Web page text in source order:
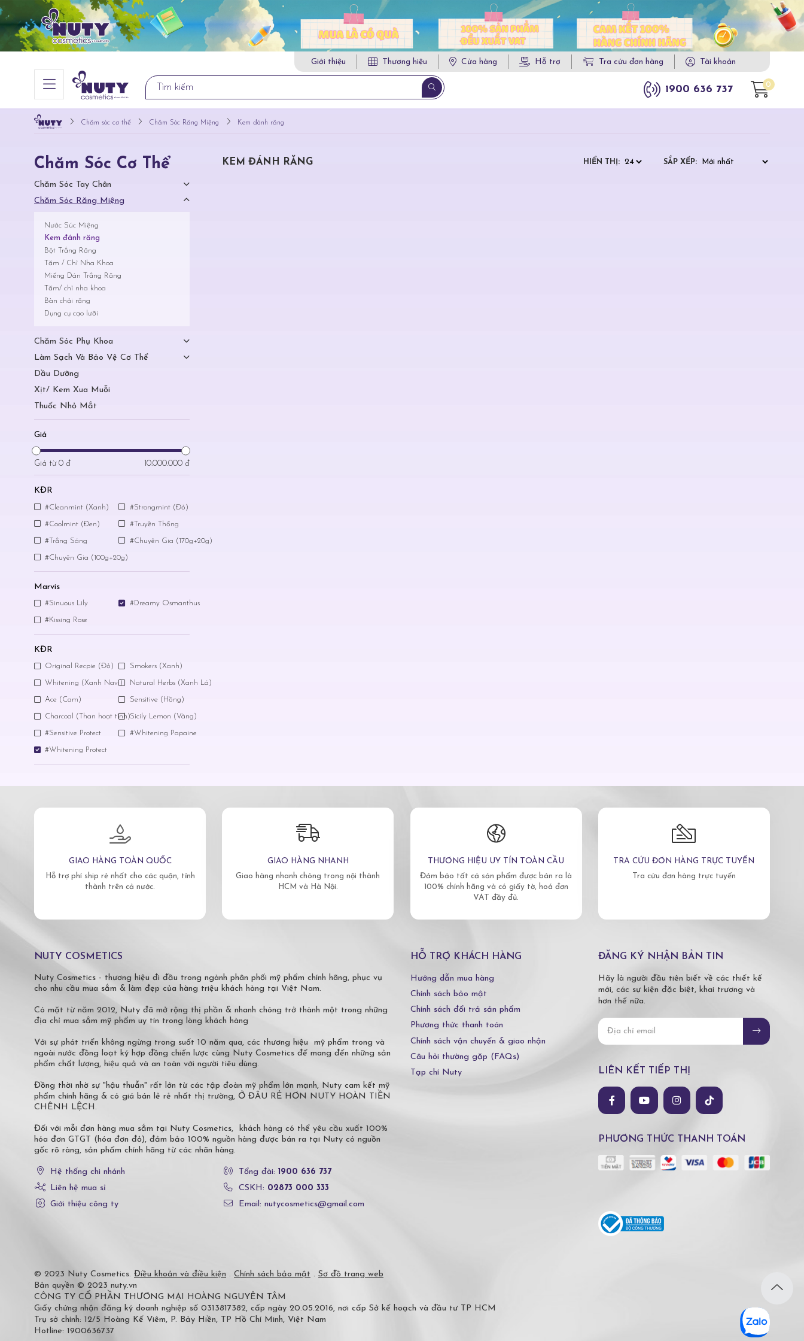
Giới thiệu Thương hiệu Cửa hàng Hỗ trợ Tra cứu đơn hàng Tài khoản
1900 636 737 0
Chăm sóc cơ thể Chăm Sóc Răng Miệng Kem đánh răng
Chăm Sóc Cơ Thể
Chăm Sóc Tay Chân
Chăm Sóc Răng Miệng
Nước Súc Miệng
Kem đánh răng
Bột Trắng Răng
Tăm / Chỉ Nha Khoa
Miếng Dán Trắng Răng
Tăm/ chỉ nha khoa
Bàn chải răng
Dụng cụ cạo lưỡi
Chăm Sóc Phụ Khoa
Làm Sạch Và Bảo Vệ Cơ Thể
Dầu Dưỡng
Xịt/ Kem Xua Muỗi
Thuốc Nhỏ Mắt
Giá
Giá từ 0 đ 10.000.000 đ
KĐR
#Cleanmint (Xanh) #Strongmint (Đỏ)
#Coolmint (Đen) #Truyền Thống
#Trắng Sáng #Chuyên Gia (170g+20g)
#Chuyên Gia (100g+20g)
Marvis
#Sinuous Lily #Dreamy Osmanthus
#Kissing Rose
KĐR
Original Recpie (Đỏ) Smokers (Xanh)
Whitening (Xanh Navi) Natural Herbs (Xanh Lá)
Ace (Cam) Sensitive (Hồng)
Charcoal (Than hoạt tính)Sicily Lemon (Vàng)
#Sensitive Protect #Whitening Papaine
#Whitening Protect
KEM ĐÁNH RĂNG HIỂN THỊ: SẮP XẾP:
GIAO HÀNG TOÀN QUỐC
Hỗ trợ phí ship rẻ nhất cho các quận, tỉnh
thành trên cả nước.
GIAO HÀNG NHANH
Giao hàng nhanh chóng trong nội thành
HCM và Hà Nội.
THƯƠNG HIỆU UY TÍN TOÀN CẦU
Đảm bảo tất cả sản phẩm được bán ra là
100% chính hãng và có giấy tờ, hoá đơn
VAT đầy đủ.
TRA CỨU ĐƠN HÀNG TRỰC TUYẾN
Tra cứu đơn hàng trực tuyến
NUTY COSMETICS
Nuty Cosmetics - thương hiệu đi đầu trong ngành phân phối mỹ phẩm chính hãng, phục vụ
cho nhu cầu mua sắm & làm đẹp của hàng triệu khách hàng tại Việt Nam.
Có mặt từ năm 2012, Nuty đã mở rộng thị phần & nhanh chóng trở thành một trong những
địa chỉ mua sắm mỹ phẩm uy tín trong lòng khách hàng
Với sự phát triển không ngừng trong suốt 10 năm qua, các thương hiệu mỹ phẩm trong và
ngoài nước đồng loạt ký hợp đồng chiến lược cùng Nuty Cosmetics để mang đến những sản
phẩm chất lượng, hiệu quả và an toàn với người tiêu dùng.
Đồng thời nhờ sự "hậu thuẫn" rất lớn từ các tập đoàn mỹ phẩm lớn mạnh, Nuty cam kết mỹ
phẩm chính hãng & có giá bán lẻ rẻ nhất thị trường, Ở ĐÂU RẺ HƠN NUTY HOÀN TIỀN
CHÊNH LỆCH.
Đối với mỗi đơn hàng mua sắm tại Nuty Cosmetics, khách hàng có thể yêu cầu xuất 100%
hóa đơn GTGT (hóa đơn đỏ), đảm bảo 100% nguồn hàng được bán ra tại Nuty có nguồn
gốc rõ ràng, sản phẩm chính hãng từ các nhãn hàng.
Hệ thống chi nhánh
Liên hệ mua sỉ
Giới thiệu công ty
Tổng đài: 1900 636 737
CSKH: 02873 000 333
Email: nutycosmetics@gmail.com
HỖ TRỢ KHÁCH HÀNG
Hướng dẫn mua hàng
Chính sách bảo mật
Chính sách đổi trả sản phẩm
Phương thức thanh toán
Chính sách vận chuyển & giao nhận
Câu hỏi thường gặp (FAQs)
Tạp chí Nuty
ĐĂNG KÝ NHẬN BẢN TIN
Hãy là người đầu tiên biết về các thiết kế
mới, các sự kiện đặc biệt, khai trương và
hơn thế nữa.
LIÊN KẾT TIẾP THỊ
PHƯƠNG THỨC THANH TOÁN
© 2023 Nuty Cosmetics. Điều khoản và điều kiện . Chính sách bảo mật . Sơ đồ trang web
Bản quyền © 2023 nuty.vn
CÔNG TY CỔ PHẦN THƯƠNG MẠI HOÀNG NGUYÊN TÂM
Giấy chứng nhận đăng ký doanh nghiệp số 0313817382, cấp ngày 20.05.2016, nơi cấp Sở kế hoạch và đầu tư TP HCM
Trụ sở chính: 12/5 Hoàng Kế Viêm, P. Bảy Hiền, TP Hồ Chí Minh, Việt Nam
Hotline: 1900636737